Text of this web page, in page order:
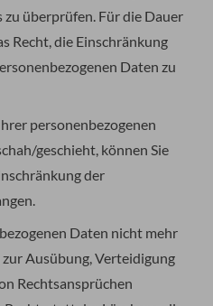
zu überprüfen. Für die Dauer
Recht, die Einschränkung
Daten zu
personenbezogenen
geschieht, können Sie
der
Daten nicht mehr
zur Ausübung, Verteidigung
Rechtsansprüchen